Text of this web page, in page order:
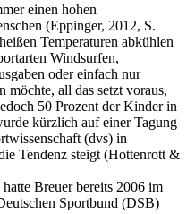
einen hohen
(Eppinger, 2012, S.
Temperaturen abkühlen
Windsurfen,
oder einfach nur
möchte, all das setzt voraus,
50 Prozent der Kinder in
kürzlich auf einer Tagung
(dvs) in
Tendenz steigt (Hottenrott &
Breuer bereits 2006 im
Sportbund (DSB)